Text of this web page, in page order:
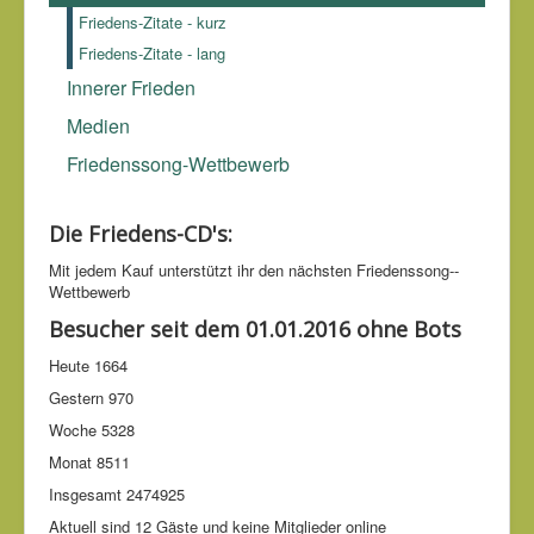
Pythagoras (570-510 v.u.Z.)
Friedens-Zitate - kurz
Friedens-Zitate - lang
Innerer Frieden
Medien
Friedenssong-Wettbewerb
Die Friedens-CD's:
Mit jedem Kauf unter­stützt ihr den nächsten Friedens­song-­
Wettbe­werb
Besucher seit dem 01.01.2016 ohne Bots
Heute 1664
Gestern 970
Woche 5328
Monat 8511
Insgesamt 2474925
Aktuell sind 12 Gäste und keine Mitglieder online